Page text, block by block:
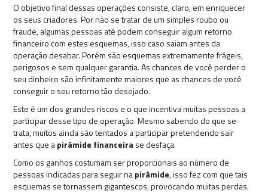
O objetivo final dessas operações consiste, claro, em enriquecer
os seus criadores. Por não se tratar de um simples roubo ou
fraude, algumas pessoas até podem conseguir algum retorno
financeiro com estes esquemas, isso caso saiam antes da
operação desabar. Porém são esquemas extremamente frágeis,
perigosos e sem qualquer garantia. As chances de você perder o
seu dinheiro são infinitamente maiores que as chances de você
conseguir o seu retorno tão desejado.
Este é um dos grandes riscos e o que incentiva muitas pessoas a
participar desse tipo de operação. Mesmo sabendo do que se
trata, muitos ainda são tentados a participar pretendendo sair
antes que apirâmide financeirase desfaça.
Como os ganhos costumam ser proporcionais ao número de
pessoas indicadas para seguir napirâmide, isso fez com que tais
esquemas se tornassem gigantescos, provocando muitas perdas.